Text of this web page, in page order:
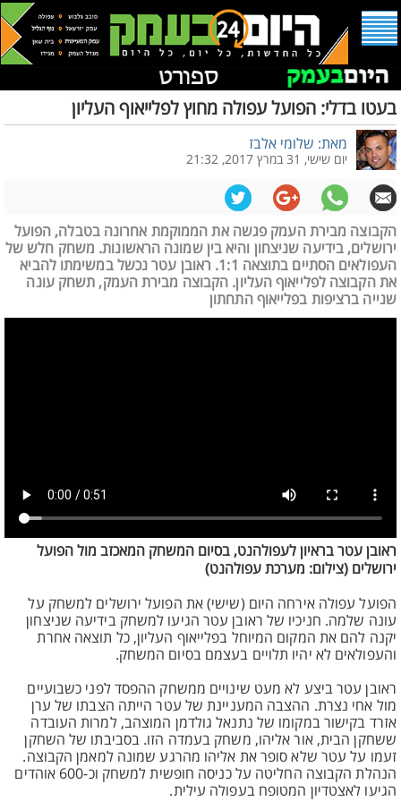
בעטו בדלי: הפועל עפולה מחוץ לפלייאוף העליון
מאת: שלומי אלבז
יום שישי, 31 במרץ 2017, 21:32
הקבוצה מבירת העמק פגשה את הממוקמת אחרונה בטבלה, הפועל
ירושלים, בידיעה שניצחון והיא בין שמונה הראשונות. משחק חלש של
העפולאים הסתיים בתוצאה 1:1. ראובן עטר נכשל במשימתו להביא
את הקבוצה לפלייאוף העליון. הקבוצה מבירת העמק, תשחק עונה
שנייה ברציפות בפלייאוף התחתון
ראובן עטר בראיון לעפולהנט, בסיום המשחק המאכזב מול הפועל
ירושלים (צילום: מערכת עפולהנט)
הפועל עפולה אירחה היום (שישי) את הפועל ירושלים למשחק על
עונה שלמה. חניכיו של ראובן עטר הגיעו למשחק בידיעה שניצחון
יקנה להם את המקום המיוחל בפלייאוף העליון, כל תוצאה אחרת
והעפולאים לא יהיו תלויים בעצמם בסיום המשחק.
ראובן עטר ביצע לא מעט שינויים ממשחק ההפסד לפני כשבועיים
מול אחי נצרת. ההצבה המעניינת של עטר הייתה הצבתו של ערן
אזרד בקישור במקומו של נתנאל גולדמן המוצהב, למרות העובדה
ששחקן הבית, אור אליהו, משחק בעמדה הזו. בסביבתו של השחקן
זעמו על עטר שלא סופר את אליהו מהרגע שמונה למאמן הקבוצה.
הנהלת הקבוצה החליטה על כניסה חופשית למשחק וכ-600 אוהדים
הגיעו לאצטדיון המטופח בעפולה עילית.